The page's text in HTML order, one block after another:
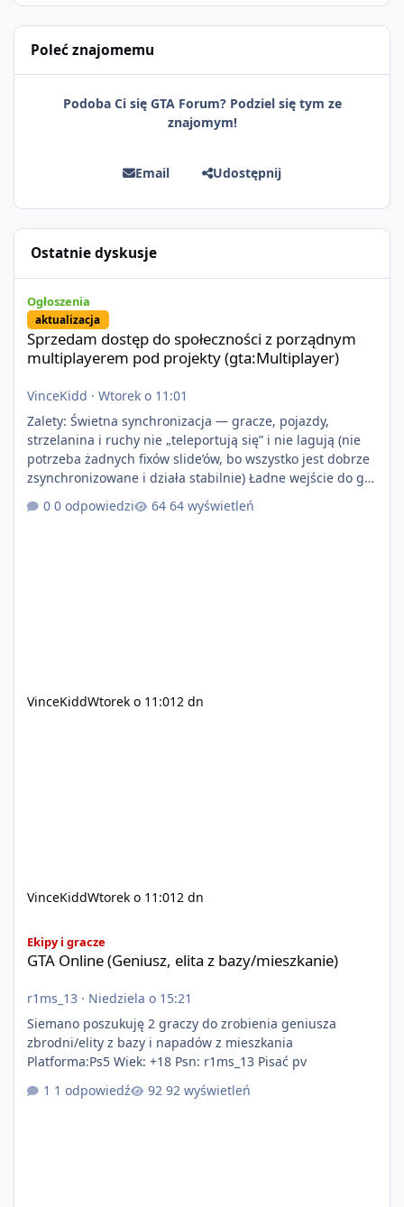
Poleć znajomemu
Podoba Ci się GTA Forum? Podziel się tym ze
znajomym!
Email Udostępnij
Ostatnie dyskusje
Ogłoszenia
aktualizacja
Sprzedam dostęp do społeczności z porządnym
multiplayerem pod projekty (gta:Multiplayer)
VinceKidd · Wtorek o 11:01
Zalety: Świetna synchronizacja — gracze, pojazdy,
strzelanina i ruchy nie „teleportują się” i nie lagują (nie
potrzeba żadnych fixów slide’ów, bo wszystko jest dobrze
zsynchronizowane i działa stabilnie) Ładne wejście do gry
+ solidny antycheat na poziomie multiplayera Wygodne
pisanie własnych modów i skryptów (wsparcie C# / JS /
0 odpowiedzi 64 wyświetleń
VinceKiddWtorek o 11:012 dn
VinceKiddWtorek o 11:012 dn
Ekipy i gracze
GTA Online (Geniusz, elita z bazy/mieszkanie)
r1ms_13 · Niedziela o 15:21
Siemano poszukuję 2 graczy do zrobienia geniusza
zbrodni/elity z bazy i napadów z mieszkania
Platforma:Ps5 Wiek: +18 Psn: r1ms_13 Pisać pv
1 odpowiedź
92 wyświetleń